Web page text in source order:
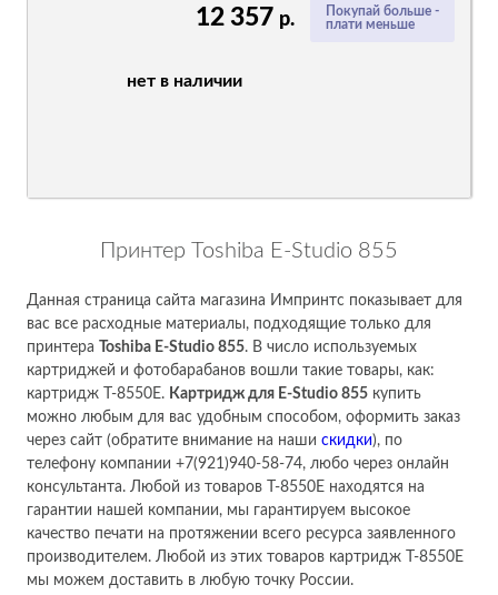
Покупай больше -
плати меньше
12 357 р.
нет в наличии
Принтер Toshiba E-Studio 855
Данная страница сайта магазина Импринтс показывает для
вас все расходные материалы, подходящие только для
принтера
Toshiba E-Studio 855. В число используемых
картриджей и фотобарабанов вошли такие товары, как:
картридж T-8550E. Картридж для E-Studio 855 купить
можно любым для вас удобным способом, оформить заказ
через сайт (обратите внимание на наши скидки), по
телефону компании +7(921)940-58-74, любо через онлайн
консультанта. Любой из товаров T-8550E находятся на
гарантии нашей компании, мы гарантируем высокое
качество печати на протяжении всего ресурса заявленного
производителем. Любой из этих товаров картридж T-8550E
мы можем доставить в любую точку России.